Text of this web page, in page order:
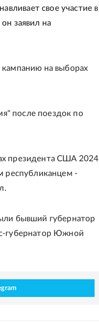
свое участие в
заявил на
на выборах
после поездок по
президента США 2024
республиканцем -
бывший губернатор
губернатор Южной